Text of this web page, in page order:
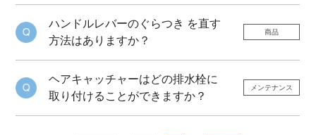
ハンドルレバーのぐらつき を直す
方法はありますか？
商品
ヘアキャッチャーはどの排水栓に
取り付けることができますか？
メンテナンス